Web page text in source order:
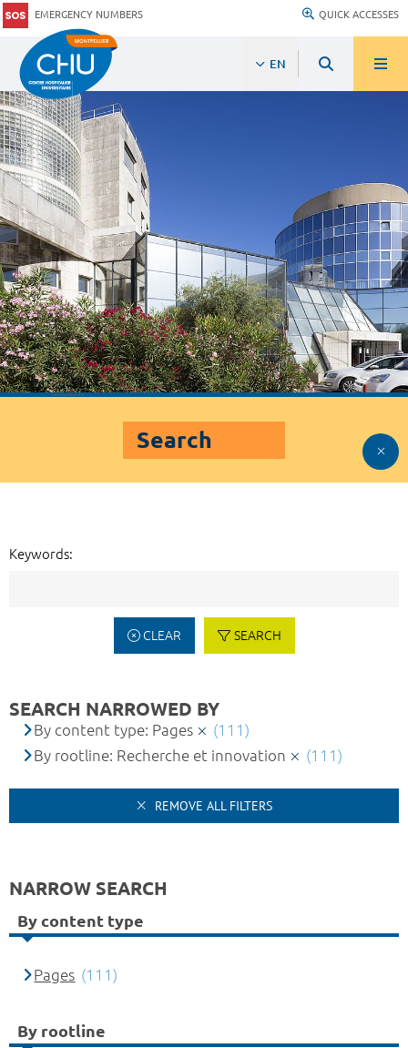
EMERGENCY NUMBERS QUICK ACCESSES
EN
Search
Keywords:
CLEAR SEARCH
SEARCH NARROWED BY
By content type: Pages
(111)
By rootline: Recherche et innovation
(111)
REMOVE ALL FILTERS
NARROW SEARCH
By content type
Pages (111)
By rootline